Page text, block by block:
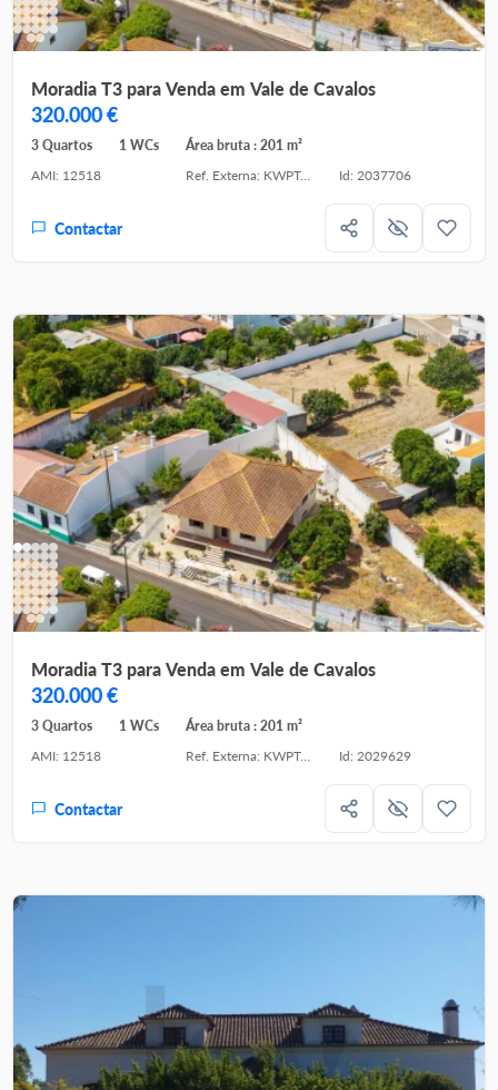
Moradia T3 para Venda em Vale de Cavalos
320.000 €
3 Quartos 1 WCs
Área bruta : 201 m²
AMI: 12518
Ref. Externa: KWPT-035529 Id: 2037706
Contactar
Moradia T3 para Venda em Vale de Cavalos
320.000 €
3 Quartos 1 WCs
Área bruta : 201 m²
AMI: 12518
Ref. Externa: KWPT-035529 Id: 2029629
Contactar